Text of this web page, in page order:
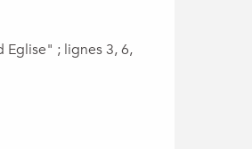
Eglise" ; lignes 3, 6,